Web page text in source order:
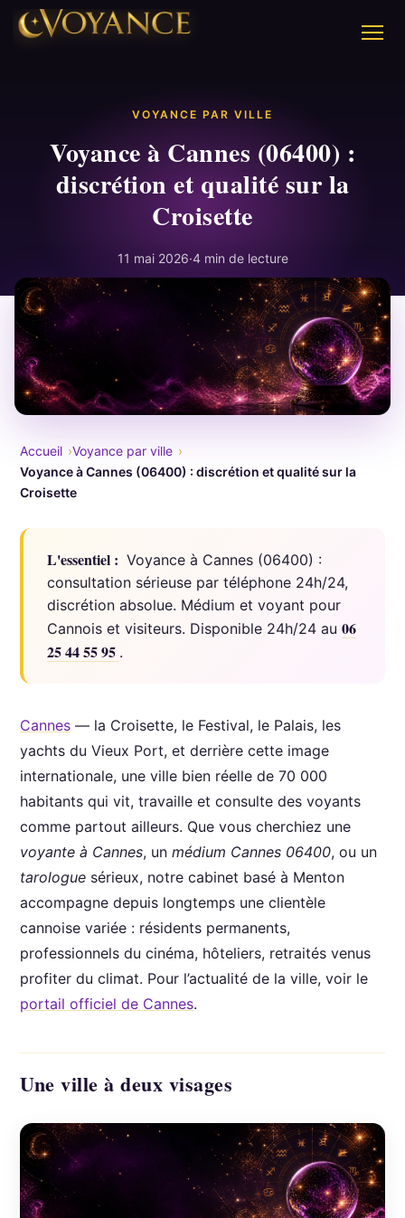
VOYANCE PAR VILLE
Voyance à Cannes (06400) :
discrétion et qualité sur la
Croisette
11 mai 2026·4 min de lecture
Accueil
Voyance par ville
Voyance à Cannes (06400) : discrétion et qualité sur la
Croisette
L'essentiel : Voyance à Cannes (06400) :
consultation sérieuse par téléphone 24h/24,
discrétion absolue. Médium et voyant pour
Cannois et visiteurs. Disponible 24h/24 au 06
25 44 55 95 .
Cannes — la Croisette, le Festival, le Palais, les
yachts du Vieux Port, et derrière cette image
internationale, une ville bien réelle de 70 000
habitants qui vit, travaille et consulte des voyants
comme partout ailleurs. Que vous cherchiez une
voyante à Cannes, un médium Cannes 06400, ou un
tarologue sérieux, notre cabinet basé à Menton
accompagne depuis longtemps une clientèle
cannoise variée : résidents permanents,
professionnels du cinéma, hôteliers, retraités venus
profiter du climat. Pour l’actualité de la ville, voir le
portail officiel de Cannes.
Une ville à deux visages